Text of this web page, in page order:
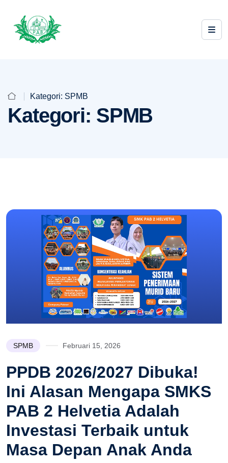
Kategori: SPMB
Kategori: SPMB
SPMB Februari 15, 2026
PPDB 2026/2027 Dibuka!
Ini Alasan Mengapa SMKS
PAB 2 Helvetia Adalah
Investasi Terbaik untuk
Masa Depan Anak Anda